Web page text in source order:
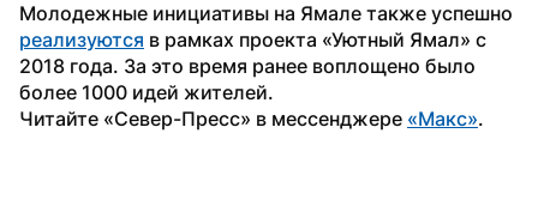
реализуются в рамках проекта «Уютный Ямал» с
2018 года. За это время ранее воплощено было
более 1000 идей жителей.
Читайте «Север-Пресс» в мессенджере «Макс».